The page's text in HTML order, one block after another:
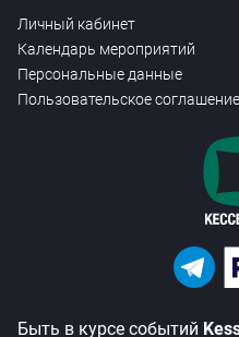
Личный кабинет
Календарь мероприятий
Персональные данные
Пользовательское соглашение
Быть в курсе событий